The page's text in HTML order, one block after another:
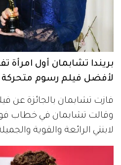
بريندا تشابمان أول امرأة
لأفضل فيلم رسوم متحركة
وقالت تشابمان في خطاب
لابنتي الرائعة والقوية